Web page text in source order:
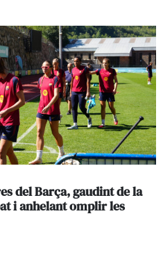
del Barça, gaudint de la
i anhelant omplir les